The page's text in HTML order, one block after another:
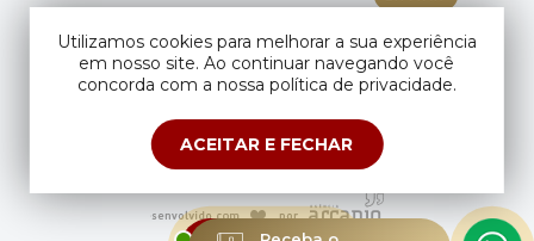
Utilizamos cookies para melhorar a sua experiência
em nosso site. Ao continuar navegando você
concorda com a nossa política de privacidade.
ACEITAR E FECHAR
Copyright © Padre Kleina. Todos os direitos reservados.
Compartilhando seus dados você aceita os
termos de uso